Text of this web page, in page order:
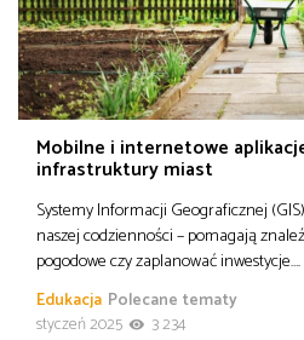
Mobilne i internetowe
infrastruktury miast
Systemy Informacji Geograficznej
naszej codzienności – pomagają
pogodowe czy zaplanować inwestycje….
Edukacja Polecane tematy
styczeń 2025
3 234